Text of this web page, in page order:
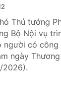
Thủ tướng
Bộ Nội vụ
người có công
ngày
2026).